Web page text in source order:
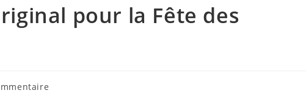
pour la Fête des